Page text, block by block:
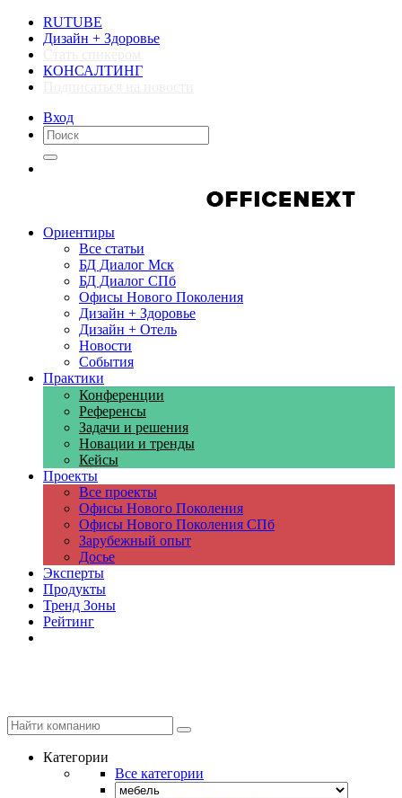
RUTUBE
Дизайн + Здоровье
КОНСАЛТИНГ
Вход
Ориентиры
Все статьи
БД Диалог Мск
БД Диалог СПб
Офисы Нового Поколения
Дизайн + Здоровье
Дизайн + Отель
Новости
События
Практики
Конференции
Референсы
Задачи и решения
Новации и тренды
Кейсы
Проекты
Все проекты
Офисы Нового Поколения
Офисы Нового Поколения СПб
Зарубежный опыт
Досье
Эксперты
Продукты
Тренд Зоны
Рейтинг
Категории
Все категории